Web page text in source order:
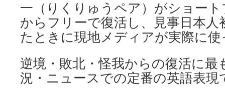
一（りくりゅうペア）がショー
からフリーで復活し、見事日本
たときに現地メディアが実際に
逆境・敗北・怪我からの復活に
況・ニュースでの定番の英語表現